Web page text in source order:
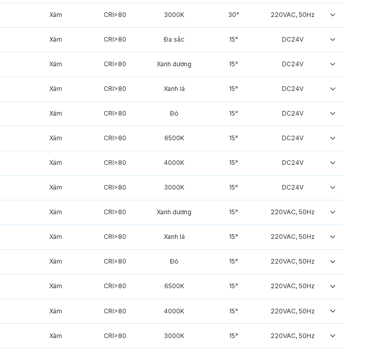
Xám CRI>80 3000K 30° 220VAC, 50Hz
Xám CRI>80 Đa sắc 15° DC24V
Xám CRI>80 Xanh dương 15° DC24V
Xám CRI>80 Xanh lá 15° DC24V
Xám CRI>80 Đỏ 15° DC24V
Xám CRI>80 6500K 15° DC24V
Xám CRI>80 4000K 15° DC24V
Xám CRI>80 3000K 15° DC24V
Xám CRI>80 Xanh dương 15° 220VAC, 50Hz
Xám CRI>80 Xanh lá 15° 220VAC, 50Hz
Xám CRI>80 Đỏ 15° 220VAC, 50Hz
Xám CRI>80 6500K 15° 220VAC, 50Hz
Xám CRI>80 4000K 15° 220VAC, 50Hz
Xám CRI>80 3000K 15° 220VAC, 50Hz